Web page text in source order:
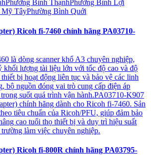
Bình ThạnhPhường Bình Lợi
Mỹ TâyPhường Bình Quới
Ricoh fi-7460 chính hãng PA03710-
là dòng scanner khổ A3 chuyên nghiệp,
khối lượng tài liệu lớn với tốc độ cao và độ
bị hoạt động liên tục và bảo vệ các linh
bộ nguồn đóng vai trò cung cấp điện áp
suốt quá trình vận hành.PA03710-K907
chính hãng dành cho Ricoh fi-7460. Sản
tiêu chuẩn của Ricoh/PFU, giúp đảm bảo
cao tuổi thọ thiết bị và duy trì hiệu suất
làm việc chuyên nghiệp.
Ricoh fi-800R chính hãng PA03795-